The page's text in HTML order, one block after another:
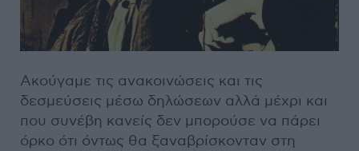
Ακούγαμε τις ανακοινώσεις και τις
δεσμεύσεις μέσω δηλώσεων αλλά μέχρι και
που συνέβη κανείς δεν μπορούσε να πάρει
όρκο ότι όντως θα ξαναβρίσκονταν στη